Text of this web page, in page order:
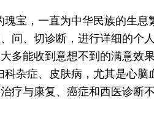
宝，一直为中华民族的生
问、切诊断，进行详细的个
多能收到意想不到的满意效果
杂症、皮肤病，尤其是心
疗与康复、癌症和西医诊断